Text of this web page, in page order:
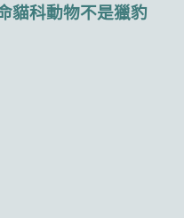
貓科動物不是獵豹